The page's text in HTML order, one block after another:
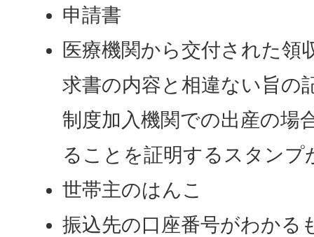
申請書
医療機関から交付された領
求書の内容と相違ない旨の
制度加入機関での出産の場
ることを証明するスタン
世帯主のはんこ
振込先の口座番号がわかる